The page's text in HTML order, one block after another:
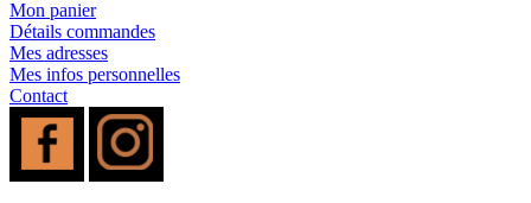
Mon panier
Détails commandes
Mes adresses
Mes infos personnelles
Contact